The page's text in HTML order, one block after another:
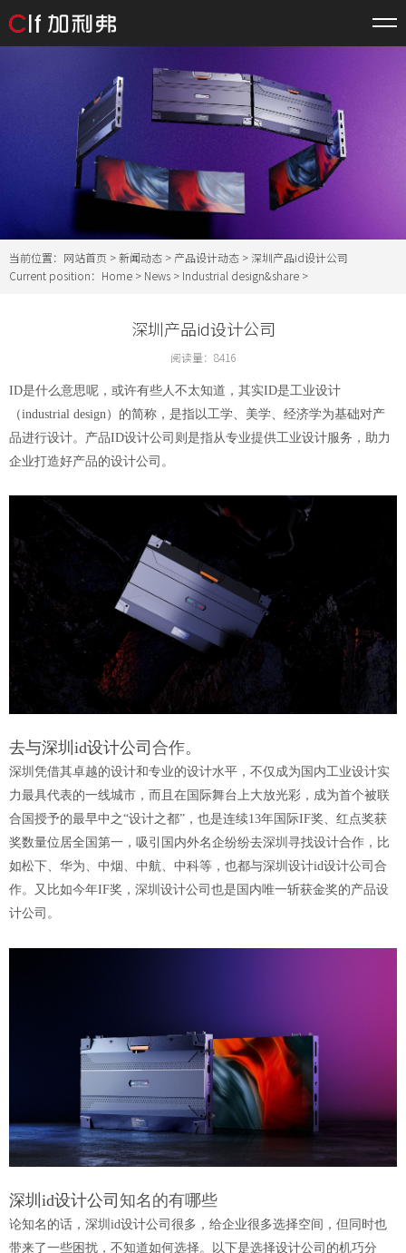
当前位置： 网站首页 >新闻动态 > 产品设计动态 > 深圳产品id设计公司
Current position： Home > News > Industrial design&share >
深圳产品id设计公司
阅读量： 8416
ID是什么意思呢，或许有些人不太知道，其实ID是工业设计
（industrial design）的简称，是指以工学、美学、经济学为基础对产
品进行设计。产品ID设计公司则是指从专业提供工业设计服务，助力
企业打造好产品的设计公司。
去与深圳id设计公司 合作。
深圳凭借其卓越的设计和专业的设计水平，不仅成为国内工业设计实
力最具代表的一线城市，而且在国际舞台上大放光彩，成为首个被联
合国授予的最早中之“设计之都”，也是连续13年国际IF奖、红点奖获
奖数量位居全国第一，吸引国内外名企纷纷去深圳寻找设计合作，比
如松下、华为、中烟、中航、中科等，也都与深圳设计id设计公司合
作。又比如今年IF奖，深圳设计公司也是国内唯一斩获金奖的产品设
计公司。
深圳id设计公司 知名的有哪些
论知名的话，深圳id设计公司很多，给企业很多选择空间，但同时也
带来了一些困扰，不知道如何选择。以下是选择设计公司的机巧分